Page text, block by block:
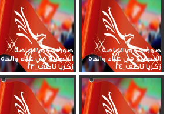
صور نجوم الرياضة
المصرية في عزاء والدة
زكريا ناصف_24
صور نجوم الرياضة
المصرية في عزاء والدة
زكريا ناصف_23